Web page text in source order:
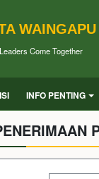
WAINGAPU
Come Together
INFO PENTING